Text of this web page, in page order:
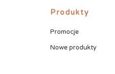
Produkty
Promocje
Nowe produkty